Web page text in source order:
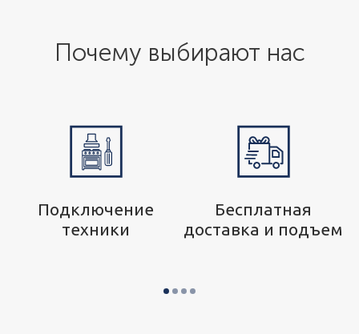
Почему выбирают нас
Подключение
техники
Бесплатная
доставка и подъем